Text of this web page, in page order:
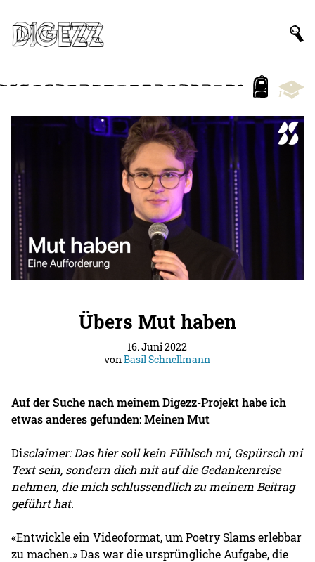
Übers Mut haben
16. Juni 2022
vonBasil Schnellmann
Auf der Suche nach meinem Digezz-Projekt habe ich
etwas anderes gefunden: Meinen Mut
Disclaimer: Das hier soll kein Fühlsch mi, Gspürsch mi
Text sein, sondern dich mit auf die Gedankenreise
nehmen, die mich schlussendlich zu meinem Beitrag
geführt hat.
«Entwickle ein Videoformat, um Poetry Slams erlebbar
zu machen.» Das war die ursprüngliche Aufgabe, die